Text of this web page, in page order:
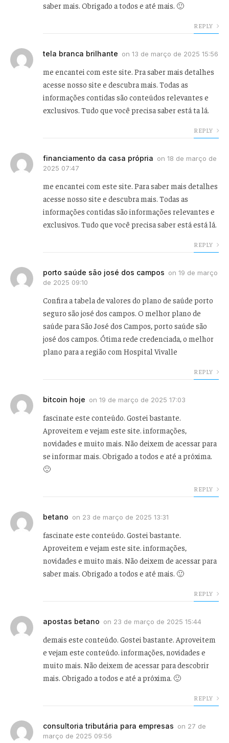
saber mais. Obrigado a todos e até mais. 🙂
REPLY
tela branca brilhante on 13 de março de 2025 15:56
me encantei com este site. Pra saber mais detalhes
acesse nosso site e descubra mais. Todas as
informações contidas são conteúdos relevantes e
exclusivos. Tudo que você precisa saber está ta lá.
REPLY
financiamento da casa própria on 18 de março de
2025 07:47
me encantei com este site. Para saber mais detalhes
acesse nosso site e descubra mais. Todas as
informações contidas são informações relevantes e
exclusivos. Tudo que você precisa saber está está lá.
REPLY
porto saúde são josé dos campos on 19 de março
de 2025 09:10
Confira a tabela de valores do plano de saúde porto
seguro são josé dos campos. O melhor plano de
saúde para São José dos Campos, porto saúde são
josé dos campos. Ótima rede credenciada, o melhor
plano para a região com Hospital Vivalle
REPLY
bitcoin hoje on 19 de março de 2025 17:03
fascinate este conteúdo. Gostei bastante.
Aproveitem e vejam este site. informações,
novidades e muito mais. Não deixem de acessar para
se informar mais. Obrigado a todos e até a próxima.
🙂
REPLY
betano on 23 de março de 2025 13:31
fascinate este conteúdo. Gostei bastante.
Aproveitem e vejam este site. informações,
novidades e muito mais. Não deixem de acessar para
saber mais. Obrigado a todos e até mais. 🙂
REPLY
apostas betano on 23 de março de 2025 15:44
demais este conteúdo. Gostei bastante. Aproveitem
e vejam este conteúdo. informações, novidades e
muito mais. Não deixem de acessar para descobrir
mais. Obrigado a todos e até a próxima. 🙂
REPLY
consultoria tributária para empresas on 27 de
março de 2025 09:56